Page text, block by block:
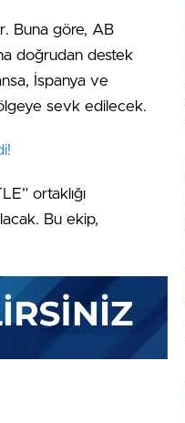
Buna göre, AB
doğrudan destek
İspanya ve
sevk edilecek.
ortaklığı
Bu ekip,